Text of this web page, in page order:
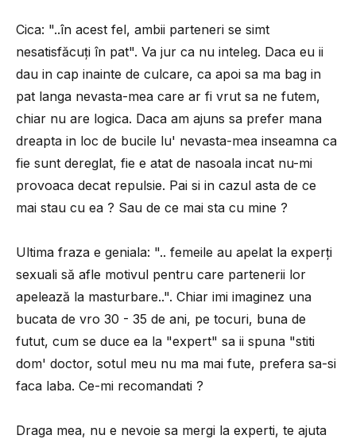
Cica: "..în acest fel, ambii parteneri se simt
nesatisfăcuţi în pat". Va jur ca nu inteleg. Daca eu ii
dau in cap inainte de culcare, ca apoi sa ma bag in
pat langa nevasta-mea care ar fi vrut sa ne futem,
chiar nu are logica. Daca am ajuns sa prefer mana
dreapta in loc de bucile lu' nevasta-mea inseamna ca
fie sunt dereglat, fie e atat de nasoala incat nu-mi
provoaca decat repulsie. Pai si in cazul asta de ce
mai stau cu ea ? Sau de ce mai sta cu mine ?
Ultima fraza e geniala: ".. femeile au apelat la experţi
sexuali să afle motivul pentru care partenerii lor
apelează la masturbare..". Chiar imi imaginez una
bucata de vro 30 - 35 de ani, pe tocuri, buna de
futut, cum se duce ea la "expert" sa ii spuna "stiti
dom' doctor, sotul meu nu ma mai fute, prefera sa-si
faca laba. Ce-mi recomandati ?
Draga mea, nu e nevoie sa mergi la experti, te ajuta